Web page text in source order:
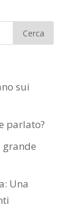
sui
parlato?
grande
Una